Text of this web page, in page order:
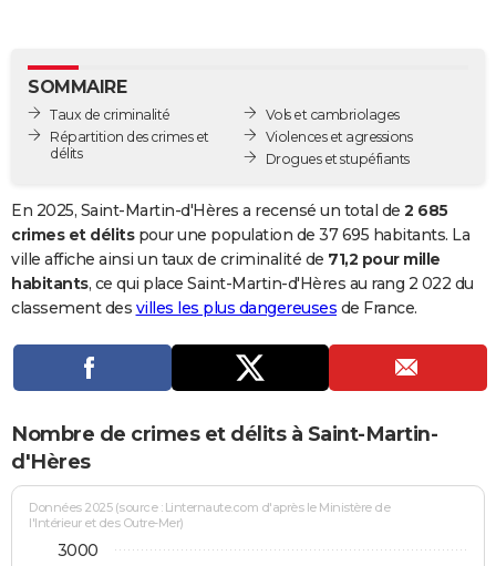
GUIDES D'ACHAT
BONS PLANS
CARTE DE VOEUX
Carte de Noël
Carte Bonne année
Carte Saint-Valentin
Carte Pâques
Carte d'anniversaire
DICTIONNAIRE
Dictionnaire
Biographies
Citations
Expressions
Proverbes
PROGRAMME TV
COPAINS D'AVANT
AVIS DE DÉCÈS
Bricolage
Lifestyle
Culture
Sport
Auto
Television
Voyage
Cinema
SOMMAIRE
Taux de criminalité
Répartition des crimes et
délits
Vols et cambriolages
Violences et agressions
Drogues et stupéfiants
En 2025, Saint-Martin-d'Hères a recensé un total de 2 685
crimes et délitspour une population de 37 695 habitants. La
ville affiche ainsi un taux de criminalité de 71,2 pour mille
habitants, ce qui place Saint-Martin-d'Hères au rang 2 022 du
classement des villes les plus dangereuses de France.
Nombre de crimes et délits à Saint-Martin-
d'Hères
Données 2025 (source : Linternaute.com d'après le Ministère de
l'Intérieur et des Outre-Mer)
3000